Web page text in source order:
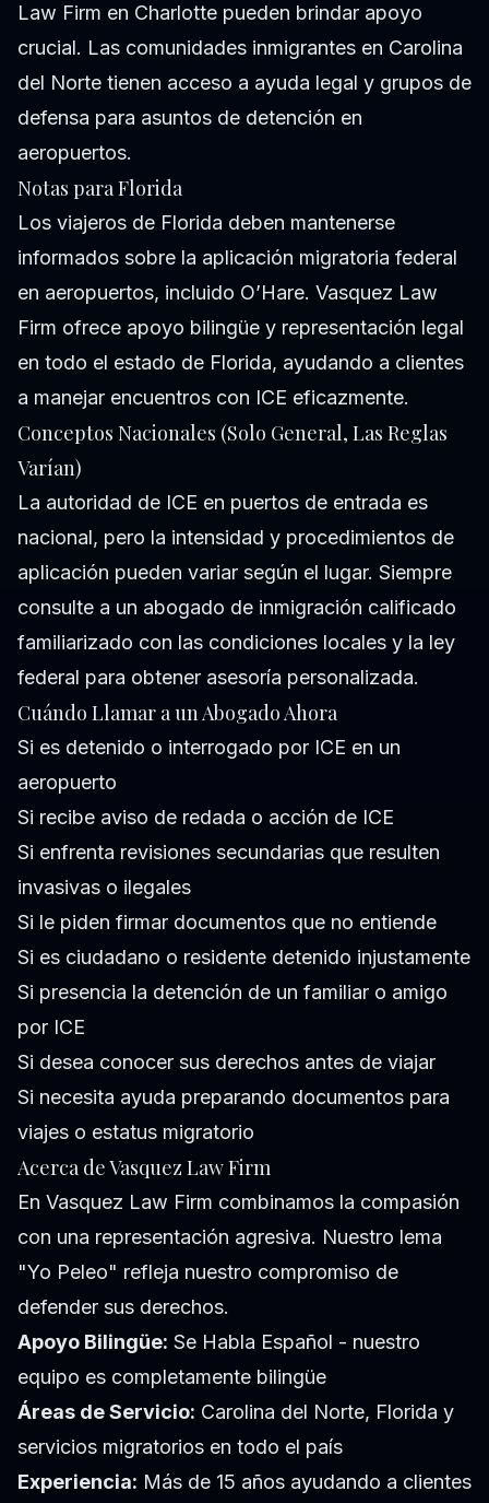
Law Firm en Charlotte pueden brindar apoyo
crucial. Las comunidades inmigrantes en Carolina
del Norte tienen acceso a ayuda legal y grupos de
defensa para asuntos de detención en
aeropuertos.
Notas para Florida
Los viajeros de Florida deben mantenerse
informados sobre la aplicación migratoria federal
en aeropuertos, incluido O’Hare. Vasquez Law
Firm ofrece apoyo bilingüe y representación legal
en todo el estado de Florida, ayudando a clientes
a manejar encuentros con ICE eficazmente.
Conceptos Nacionales (Solo General, Las Reglas
Varían)
La autoridad de ICE en puertos de entrada es
nacional, pero la intensidad y procedimientos de
aplicación pueden variar según el lugar. Siempre
consulte a un abogado de inmigración calificado
familiarizado con las condiciones locales y la ley
federal para obtener asesoría personalizada.
Cuándo Llamar a un Abogado Ahora
Si es detenido o interrogado por ICE en un
aeropuerto
Si recibe aviso de redada o acción de ICE
Si enfrenta revisiones secundarias que resulten
invasivas o ilegales
Si le piden firmar documentos que no entiende
Si es ciudadano o residente detenido injustamente
Si presencia la detención de un familiar o amigo
por ICE
Si desea conocer sus derechos antes de viajar
Si necesita ayuda preparando documentos para
viajes o estatus migratorio
Acerca de Vasquez Law Firm
En Vasquez Law Firm combinamos la compasión
con una representación agresiva. Nuestro lema
"Yo Peleo" refleja nuestro compromiso de
defender sus derechos.
Apoyo Bilingüe: Se Habla Español - nuestro
equipo es completamente bilingüe
Áreas de Servicio: Carolina del Norte, Florida y
servicios migratorios en todo el país
Experiencia: Más de 15 años ayudando a clientes